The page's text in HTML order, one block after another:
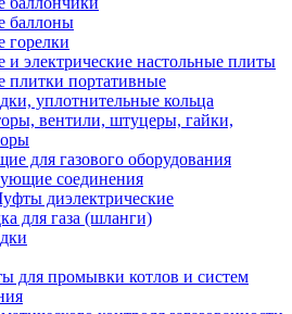
баллоны
горелки
и электрические настольные плиты
плитки портативные
уплотнительные кольца
вентили, штуцеры, гайки,
для газового оборудования
соединения
диэлектрические
для газа (шланги)
для промывки котлов и систем